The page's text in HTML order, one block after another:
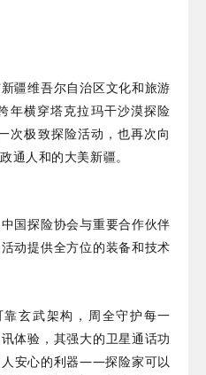
疆维吾尔自治区文化和旅游
年横穿塔克拉玛干沙漠探险
次极致探险活动，也再次向
通人和的大美新疆。
国探险协会与重要合作伙伴
动提供全方位的装备和技术
玄武架构，周全守护每一
体验，其强大的卫星通话功
安心的利器——探险家可以